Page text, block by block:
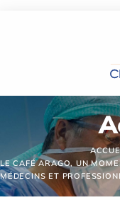
LE CAFÉ ARAGO, UN
MÉDECINS ET